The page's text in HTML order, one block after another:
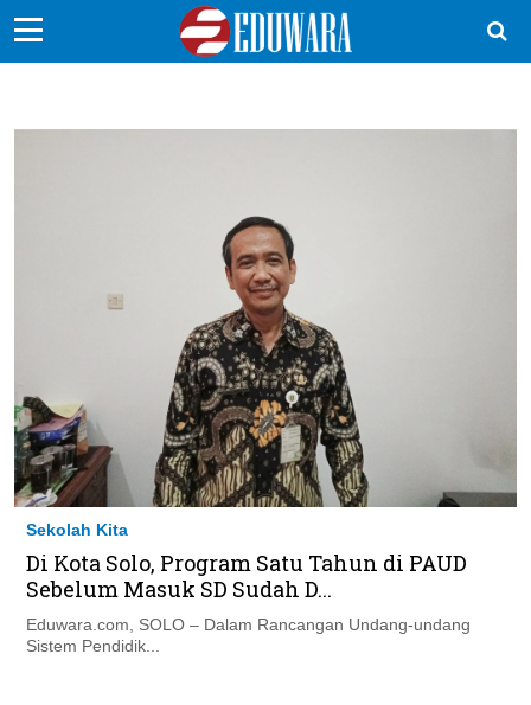
Ikuti Kami di:
Sekolah Kita
Di Kota Solo, Program Satu Tahun di PAUD
Sebelum Masuk SD Sudah D...
Eduwara.com, SOLO – Dalam Rancangan Undang-undang
Sistem Pendidik...